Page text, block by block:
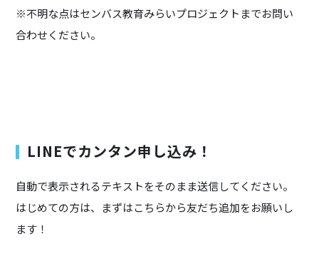
※不明な点はセンバス教育みらいプロジェクトまでお問い
合わせください。
LINEでカンタン申し込み！
自動で表示されるテキストをそのまま送信してください。
はじめての方は、まずはこちらから友だち追加をお願いし
ます！